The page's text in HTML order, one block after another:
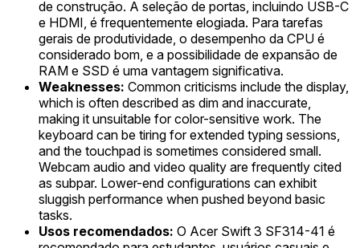
de construção. A seleção de portas, incluindo USB-C
e HDMI, é frequentemente elogiada. Para tarefas
gerais de produtividade, o desempenho da CPU é
considerado bom, e a possibilidade de expansão de
RAM e SSD é uma vantagem significativa.
Weaknesses: Common criticisms include the display,
which is often described as dim and inaccurate,
making it unsuitable for color-sensitive work. The
keyboard can be tiring for extended typing sessions,
and the touchpad is sometimes considered small.
Webcam audio and video quality are frequently cited
as subpar. Lower-end configurations can exhibit
sluggish performance when pushed beyond basic
tasks.
Usos recomendados: O Acer Swift 3 SF314-41 é